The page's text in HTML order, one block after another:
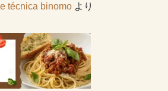
técnica binomoより